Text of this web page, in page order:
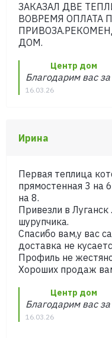
ЗАКАЗАЛ ДВЕ
ВОВРЕМЯ ОПЛАТА
ДОМ.
Центр дом
Благодарим вас
16.03.26
Ирина
Первая теплица
прямостенная 3 на
на 8.
Привезли в
шурупчика.
Спасибо вам,у вас
доставка не
Профиль не
Хороших продаж
Центр дом
Благодарим вас
16.03.26